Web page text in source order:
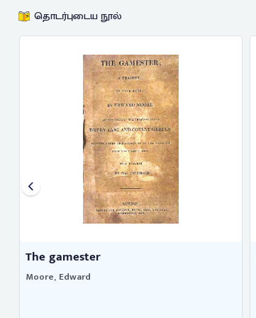
தொடர்புடைய நூல்
The gamester
Moore, Edward